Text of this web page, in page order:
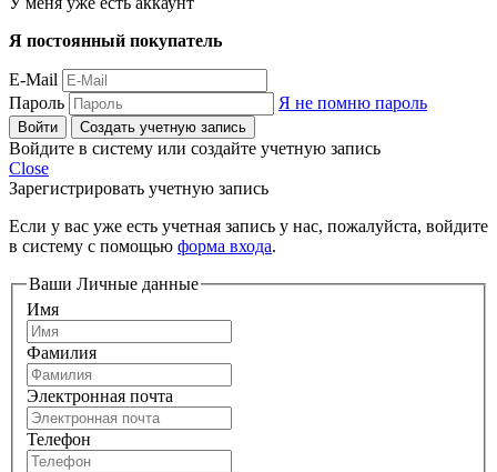
Я постоянный покупатель
E-Mail
Пароль
Я не помню пароль
Войти Создать учетную запись
Войдите в систему или создайте учетную запись
Close
Зарегистрировать учетную запись
Если у вас уже есть учетная запись у нас, пожалуйста, войдите
в систему с помощью форма входа.
Ваши Личные данные
Имя
Фамилия
Электронная почта
Телефон